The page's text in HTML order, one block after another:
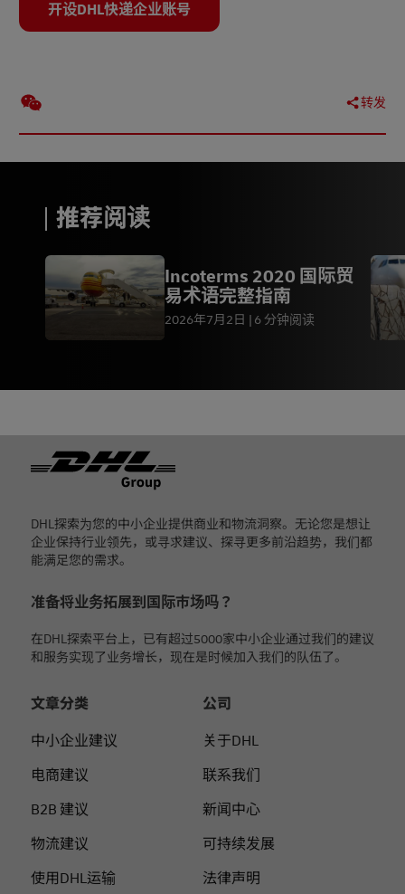
开设DHL快递企业账号
转发
推荐阅读
Incoterms 2020 国际贸
易术语完整指南
2026年7月2日 6 分钟阅读
DHL探索为您的中小企业提供商业和物流洞察。无论您是想让
企业保持行业领先，或寻求建议、探寻更多前沿趋势，我们都
能满足您的需求。
准备将业务拓展到国际市场吗？
在DHL探索平台上，已有超过5000家中小企业通过我们的建议
和服务实现了业务增长，现在是时候加入我们的队伍了。
文章分类
中小企业建议
电商建议
B2B 建议
物流建议
使用DHL运输
公司
关于DHL
联系我们
新闻中心
可持续发展
法律声明